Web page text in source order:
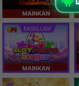
MAINKAN
EKSKLUSIF
MAINKAN